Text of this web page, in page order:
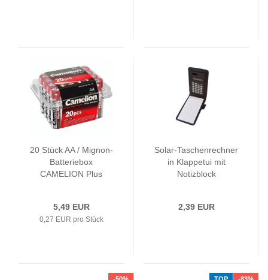
20 Stück AA / Mignon-
Batteriebox
CAMELION Plus
5,49 EUR
0,27 EUR pro Stück
Solar-Taschenrechner
in Klappetui mit
Notizblock
2,39 EUR